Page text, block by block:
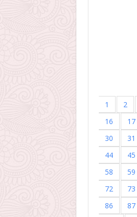
1 2
16
17
30
31
44
45
58
59
72
73
86
87